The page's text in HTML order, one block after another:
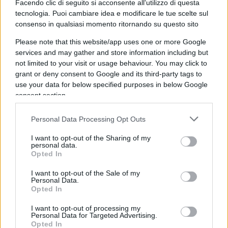
Facendo clic di seguito si acconsente all'utilizzo di questa
tecnologia. Puoi cambiare idea e modificare le tue scelte sul
consenso in qualsiasi momento ritornando su questo sito
Please note that this website/app uses one or more Google
services and may gather and store information including but
not limited to your visit or usage behaviour. You may click to
grant or deny consent to Google and its third-party tags to
use your data for below specified purposes in below Google
consent section.
Personal Data Processing Opt Outs
I want to opt-out of the Sharing of my
personal data.
Opted In
I want to opt-out of the Sale of my
Personal Data.
Opted In
I want to opt-out of processing my
Personal Data for Targeted Advertising.
Opted In
fallimento sostanziale: quello dei criteri che
dovrebbero governare la formazione e il controllo
del corpo docente. Il docente si forma, insegna e
si giudica dentro circuiti locali chiusi, senza che
alcun organo terzo certifichi la comparabilità dei
metri di valutazione tra un istituto e l’altro. Una
macchina che promuove se stessa nella quasi
totalità dei casi non vigila ma si assolve.